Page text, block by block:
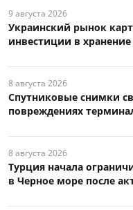
9 августа 2026
Украинский рынок
инвестиции в
8 августа 2026
Спутниковые снимки
повреждениях
8 августа 2026
Турция начала
в Черное море после